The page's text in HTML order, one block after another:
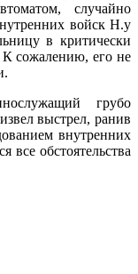
случайно
войск Н.у
в критически
К сожалению, его не
грубо
выстрел, ранив
внутренних
все обстоятельства